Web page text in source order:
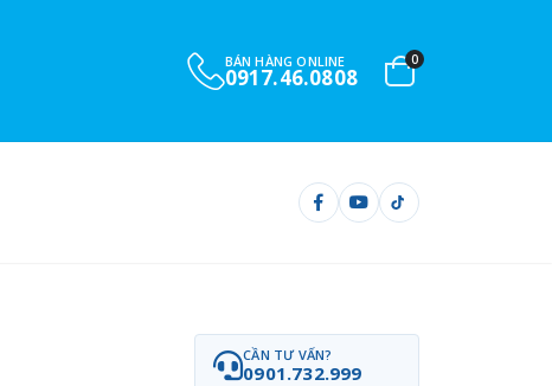
BÁN HÀNG ONLINE
0917.46.0808
0
CẦN TƯ VẤN?
0901.732.999